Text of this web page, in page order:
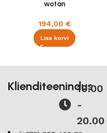
wotan
194,00 €
Lisa korvi
Klienditeenindus
10.00
-
20.00